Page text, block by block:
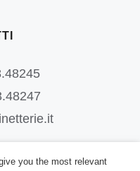
you the most relevant